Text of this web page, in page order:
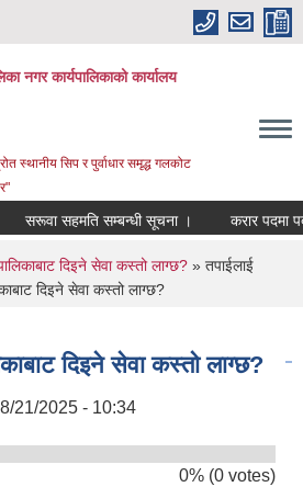
नगर कार्यपालिकाको कार्यालय
स्थानीय सिप र पुर्वाधार समृद्ध गलकोट
सरूवा सहमति सम्बन्धी सूचना । करार पदमा
दिइने सेवा कस्तो लाग्छ?» तपाईलाई
दिइने सेवा कस्तो लाग्छ?
दिइने सेवा कस्तो लाग्छ?
21/2025 - 10:34
0% (0 votes)